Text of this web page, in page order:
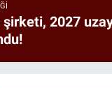
şirketi, 2027